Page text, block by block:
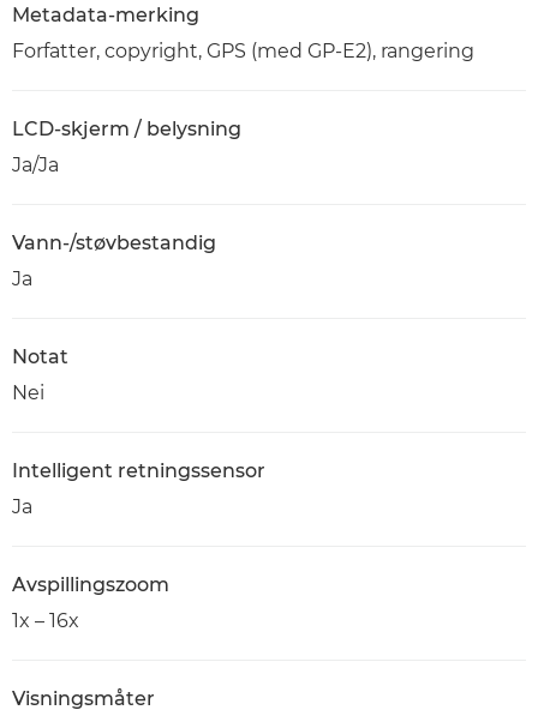
Metadata-merking
Forfatter, copyright, GPS (med GP-E2), rangering
LCD-skjerm / belysning
Ja/Ja
Vann-/støvbestandig
Ja
Notat
Nei
Intelligent retningssensor
Ja
Avspillingszoom
1x – 16x
Visningsmåter